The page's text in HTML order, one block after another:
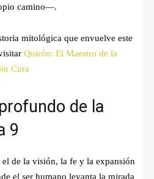
camino—.
mitológica que envuelve este
Quirón: El Maestro de la
Cura
de la
9
de la visión, la fe y la expansión
el ser humano levanta la mirada